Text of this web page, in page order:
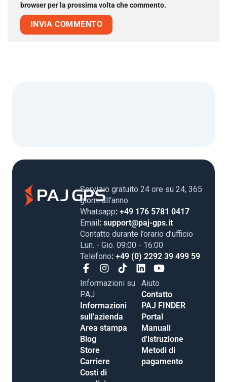
browser per la prossima volta che commento.
Servizio gratuito 24 ore su 24, 365
giorni all’anno
Whatsapp: +49 176 5781 0417
Email: support@paj-gps.it
Contatto durante l’orario d’ufficio
Lun. - Gio. 09:00 - 16:00
Telefono: +49 (0) 2292 39 499 59
Informazioni su
PAJ
Informazioni
sull'azienda
Area stampa
Blog
Store
Carriere
Costi di
Aiuto
Contatto
PAJ FINDER
Portal
Manuali
d'istruzione
Metodi di
pagamento